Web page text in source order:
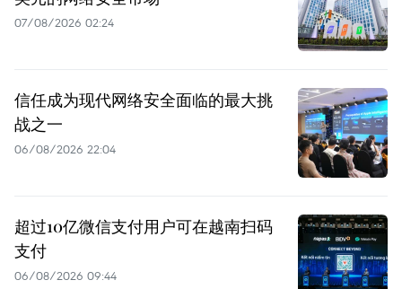
07/08/2026 02:24
信任成为现代网络安全面临的最大挑
战之一
06/08/2026 22:04
超过10亿微信支付用户可在越南扫码
支付
06/08/2026 09:44